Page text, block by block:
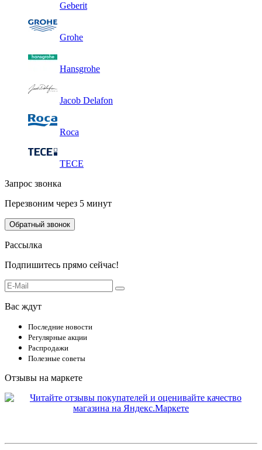
Geberit
Grohe
Hansgrohe
Jacob Delafon
Roca
TECE
Запрос звонка
Перезвоним через 5 минут
Обратный звонок
Рассылка
Подпишитесь прямо сейчас!
Вас ждут
Последние новости
Регулярные акции
Распродажи
Полезные советы
Отзывы на маркете